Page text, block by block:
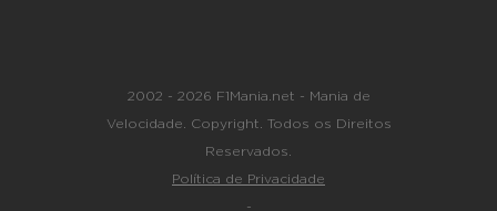
2002 - 2026 F1Mania.net - Mania de
Velocidade. Copyright. Todos os Direitos
Reservados.
Política de Privacidade
-